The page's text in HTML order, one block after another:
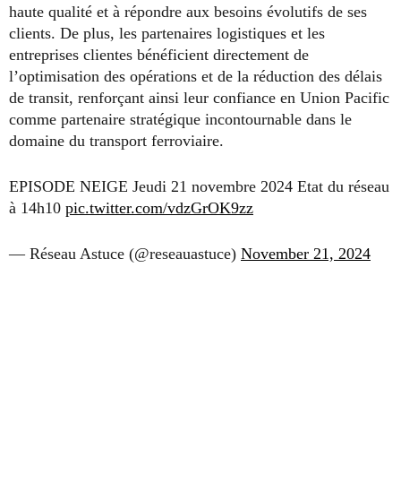
haute qualité et à répondre aux besoins évolutifs de ses
clients. De plus, les partenaires logistiques et les
entreprises clientes bénéficient directement de
l’optimisation des opérations et de la réduction des délais
de transit, renforçant ainsi leur confiance en Union Pacific
comme partenaire stratégique incontournable dans le
domaine du transport ferroviaire.
EPISODE NEIGE Jeudi 21 novembre 2024 Etat du réseau
à 14h10 pic.twitter.com/vdzGrOK9zz
— Réseau Astuce (@reseauastuce) November 21, 2024